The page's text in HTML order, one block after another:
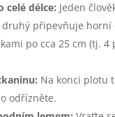
celé délce: Jeden
připevňuje horní
po cca 25 cm (tj. 4
Na konci plotu
odřízněte.